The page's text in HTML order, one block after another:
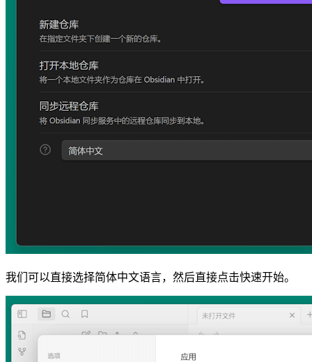
我们可以直接选择简体中文语言，然后直接点击快速开始。